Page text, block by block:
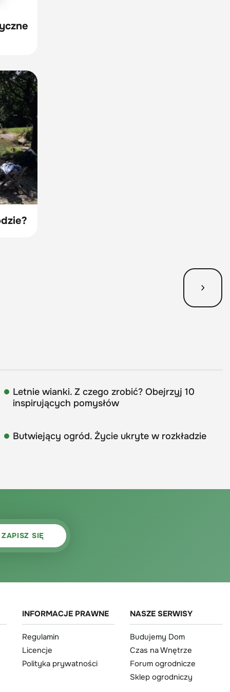
Letnie wianki. Z czego zrobić? Obejrzyj 10
inspirujących pomysłów
Butwiejący ogród. Życie ukryte w rozkładzie
INFORMACJE PRAWNE
Regulamin
Licencje
Polityka prywatności
NASZE SERWISY
Budujemy Dom
Czas na Wnętrze
Forum ogrodnicze
Sklep ogrodniczy